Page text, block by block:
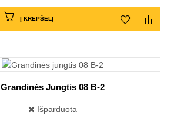
Į KREPŠELĮ
Grandinės Jungtis 08 B-2
Išparduota